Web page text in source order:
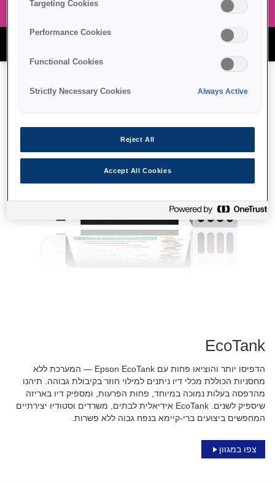
מגוון מדפסות Epson
EcoTank
הדפיסו יותר והוציאו פחות עם Epson EcoTank — המערכת ללא
מחסניות הכוללת מכלי דיו ניתנים למילוי חוזר בקיבולת גבוהה. תיהנו
מהדפסה בעלות נמוכה במיוחד, פחות הפרעות, ומספיק דיו באריזה
שיספיק לשנים. EcoTank אידיאלית לבתים, משרדים וסטודיו יצירתיים
המחפשים ביצועים ברי-קיימא בנפח גבוה ללא פשרות.
צפו במגוון
Targeting Cookies
Performance Cookies
Functional Cookies
Strictly Necessary Cookies Always Active
Reject All
Accept All Cookies